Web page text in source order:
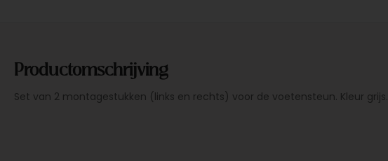
Productomschrijving
Set van 2 montagestukken (links en rechts) voor de voetensteun. Kleur grijs.